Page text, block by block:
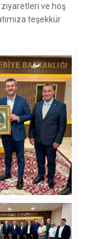
ziyaretleri ve hoş
teşekkür